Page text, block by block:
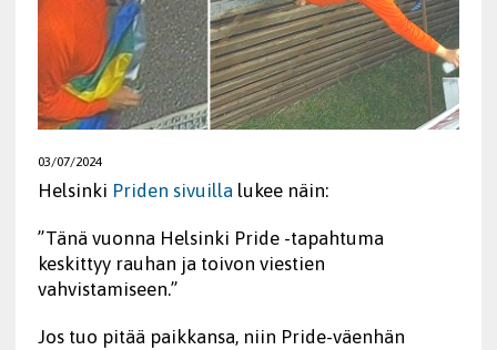
03/07/2024
Helsinki Priden sivuillalukee näin:
”Tänä vuonna Helsinki Pride -tapahtuma
keskittyy rauhan ja toivon viestien
vahvistamiseen.”
Jos tuo pitää paikkansa, niin Pride-väenhän